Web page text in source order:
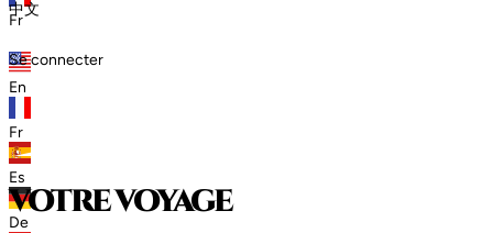
Fr
En
Fr
Es
De
中文
Se connecter
votre voyage